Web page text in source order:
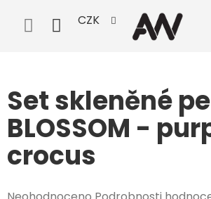
obsah
CZK
Set skleněné
BLOSSOM -
crocus